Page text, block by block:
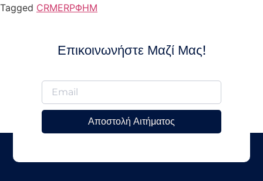
Tagged CRMERPΦΗΜ
Επικοινωνήστε Μαζί Μας!
Αποστολή Αιτήματος